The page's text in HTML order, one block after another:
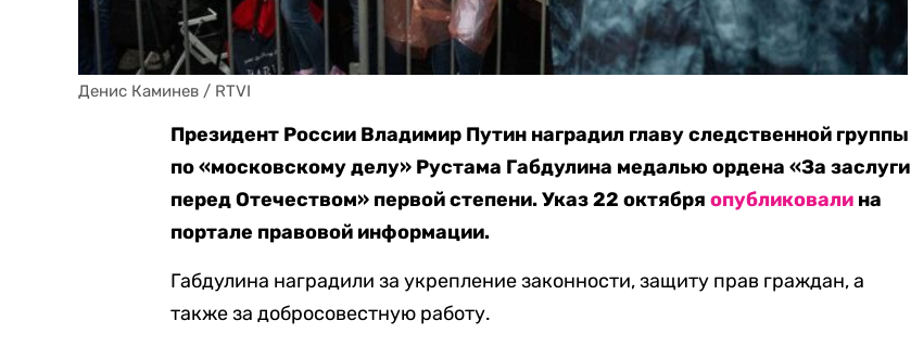
Денис Каминев / RTVI
Президент России Владимир Путин наградил главу следственной группы
по «московскому делу» Рустама Габдулина медалью ордена «За заслуги
перед Отечеством» первой степени. Указ 22 октябряопубликовали на
портале правовой информации.
Габдулина наградили за укрепление законности, защиту прав граждан, а
также за добросовестную работу.